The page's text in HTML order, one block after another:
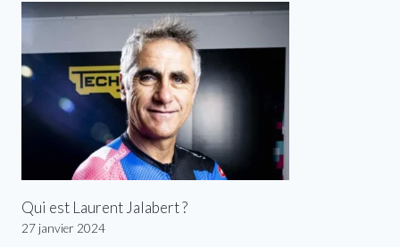
Qui est Laurent Jalabert ?
27 janvier 2024